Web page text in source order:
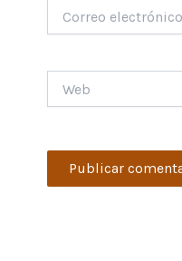
electrónico*